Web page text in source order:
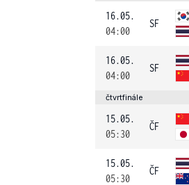
16.05.
04:00
SF
16.05.
04:00
SF
čtvrtfinále
15.05.
05:30
ČF
15.05.
05:30
ČF